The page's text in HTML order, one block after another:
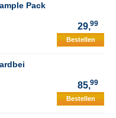
Pack
29,99
Bestellen
85,99
Bestellen